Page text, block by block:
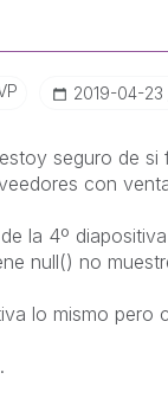
‎2019-04-23
seguro de
con
la 4º
null() no
lo mismo pero